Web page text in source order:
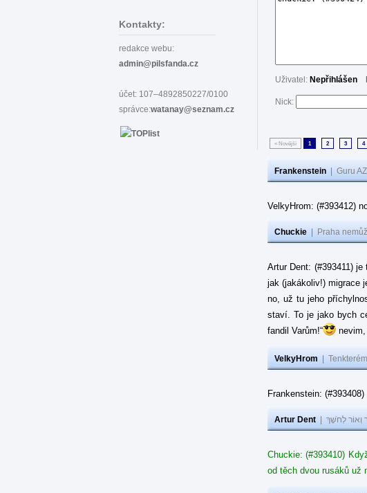
Kontakty:
redakce webu:
admin@pilsfanda.cz
účet: 107–4892850227/0100
správce:watanay@seznam.cz
Uživatel: Nepřihlášen
Nick:
« Novější 1 2 3 4
Frankenstein Guru
VelkyHrom: (#393412)
Chuckie Praha
Artur Dent: (#393411)
jak (jakákoliv!) migrace
no, už tu jeho
staví. To je jako bych
fandil Varům!“
VelkyHrom
Frankenstein:
Artur Dent וְאוֹר לְחֹשֶׁךְ
Chuckie: (#393410)
od těch dvou rusáků už